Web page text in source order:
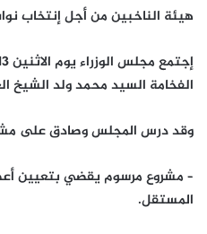
هيئة الناخبين من أجل إنتخاب
الفخامة السيد محمد ولد الشيخ
وقد درس المجلس وصادق على
– مشروع مرسوم يقضي بتعيين
المستقل.